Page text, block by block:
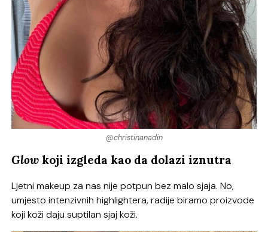
@christinanadin
Glow koji izgleda kao da dolazi iznutra
Ljetni makeup za nas nije potpun bez malo sjaja. No,
umjesto intenzivnih highlightera, radije biramo proizvode
koji koži daju suptilan sjaj koži.